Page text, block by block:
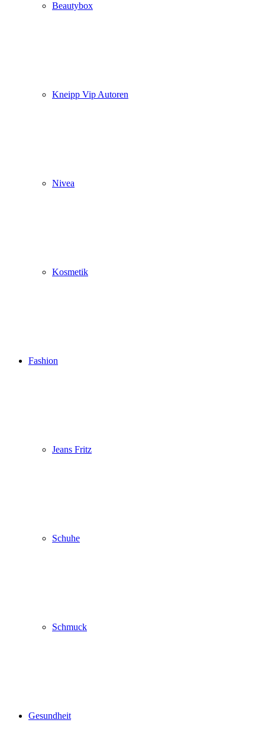
Beautybox
Kneipp Vip Autoren
Nivea
Kosmetik
Fashion
Jeans Fritz
Schuhe
Schmuck
Gesundheit